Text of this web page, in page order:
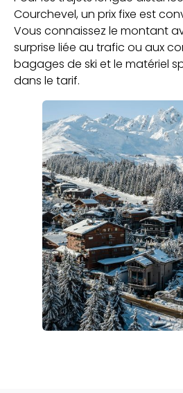
Courchevel, un prix fixe est
Vous connaissez le montant
surprise liée au trafic ou aux
bagages de ski et le matériel
dans le tarif.